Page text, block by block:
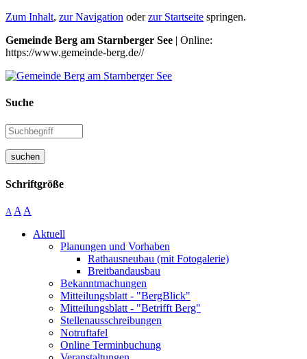
Zum Inhalt, zur Navigation oderzur Startseite springen.
Gemeinde Berg am Starnberger See | Online:
https://www.gemeinde-berg.de//
Suche
suchen
Schriftgröße
A A A
Aktuell
Planungen und Vorhaben
Rathausneubau (mit Fotogalerie)
Breitbandausbau
Bekanntmachungen
Mitteilungsblatt - "BergBlick"
Mitteilungsblatt - "Betrifft Berg"
Stellenausschreibungen
Notruftafel
Online Terminbuchung